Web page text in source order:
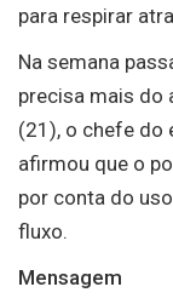
para respirar
Na semana
precisa mais do
(21), o chefe do
afirmou que o
por conta do
fluxo.
Mensagem